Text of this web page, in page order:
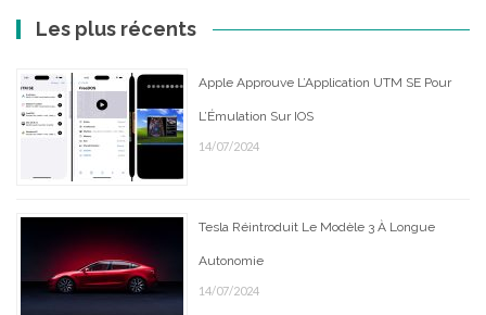
Les plus récents
Apple Approuve L’Application UTM SE Pour
L’Émulation Sur IOS
14/07/2024
Tesla Réintroduit Le Modèle 3 À Longue
Autonomie
14/07/2024